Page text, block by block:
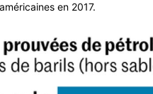
en 2017.